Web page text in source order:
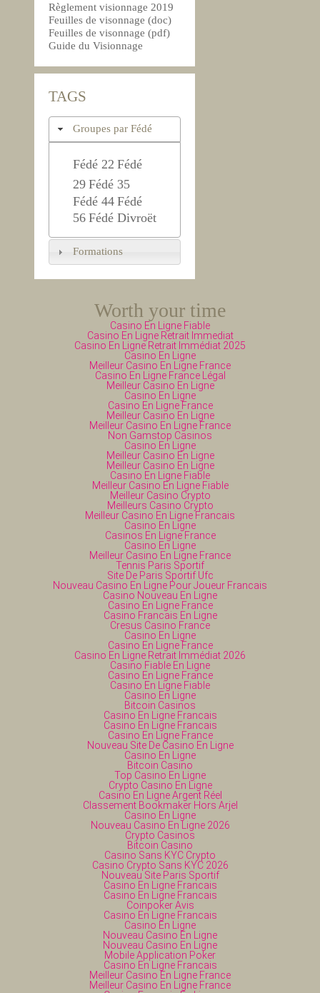
Règlement visionnage 2019
Feuilles de visonnage (doc)
Feuilles de visonnage (pdf)
Guide du Visionnage
TAGS
Groupes par Fédé
Fédé 22 Fédé
29 Fédé 35
Fédé 44 Fédé
56 Fédé Divroët
Formations
Worth your time
Casino En Ligne Fiable
Casino En Ligne Retrait Immediat
Casino En Ligne Retrait Immédiat 2025
Casino En Ligne
Meilleur Casino En Ligne France
Casino En Ligne France Légal
Meilleur Casino En Ligne
Casino En Ligne
Casino En Ligne France
Meilleur Casino En Ligne
Meilleur Casino En Ligne France
Non Gamstop Casinos
Casino En Ligne
Meilleur Casino En Ligne
Meilleur Casino En Ligne
Casino En Ligne Fiable
Meilleur Casino En Ligne Fiable
Meilleur Casino Crypto
Meilleurs Casino Crypto
Meilleur Casino En Ligne Francais
Casino En Ligne
Casinos En Ligne France
Casino En Ligne
Meilleur Casino En Ligne France
Tennis Paris Sportif
Site De Paris Sportif Ufc
Nouveau Casino En Ligne Pour Joueur Francais
Casino Nouveau En Ligne
Casino En Ligne France
Casino Francais En Ligne
Cresus Casino France
Casino En Ligne
Casino En Ligne France
Casino En Ligne Retrait Immédiat 2026
Casino Fiable En Ligne
Casino En Ligne France
Casino En Ligne Fiable
Casino En Ligne
Bitcoin Casinos
Casino En Ligne Francais
Casino En Ligne Francais
Casino En Ligne France
Nouveau Site De Casino En Ligne
Casino En Ligne
Bitcoin Casino
Top Casino En Ligne
Crypto Casino En Ligne
Casino En Ligne Argent Réel
Classement Bookmaker Hors Arjel
Casino En Ligne
Nouveau Casino En Ligne 2026
Crypto Casinos
Bitcoin Casino
Casino Sans KYC Crypto
Casino Crypto Sans KYC 2026
Nouveau Site Paris Sportif
Casino En Ligne Francais
Casino En Ligne Francais
Coinpoker Avis
Casino En Ligne Francais
Casino En Ligne
Nouveau Casino En Ligne
Nouveau Casino En Ligne
Mobile Application Poker
Casino En Ligne Francais
Meilleur Casino En Ligne France
Meilleur Casino En Ligne France